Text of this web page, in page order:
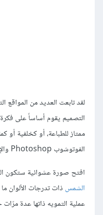
التصميم يقوم أساساً على
الفوتوشوب Photoshop والإليستريتور Illustrator.
افتح صورة عشوائية ستكون
الشمس
عملية التمويه ذاتها عدة